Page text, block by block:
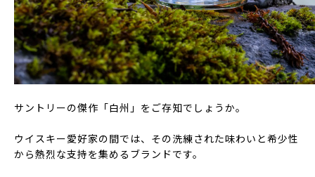
サントリーの傑作「白州」をご存知でしょうか。
ウイスキー愛好家の間では、その洗練された味わいと希少性
から熱烈な支持を集めるブランドです。